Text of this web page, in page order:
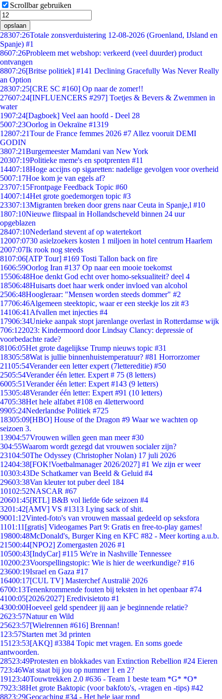
Scrollbar gebruiken
opslaan
28307:26Totale zonsverduistering 12-08-2026 (Groenland, IJsland en
Spanje) #1
8607:26Probleem met webshop: verkeerd (veel duurder) product
ontvangen
8807:26[Britse politiek] #141 Declining Gracefully Was Never Really
an Option
28307:25[CRE SC #160] Op naar de zomer!!
27607:24[INFLUENCERS #297] Toetjes & Bevers & Zwemmen in
water
1907:24[Dagboek] Veel aan hoofd - Deel 28
5007:23Oorlog in Oekraïne #1319
12807:21Tour de France femmes 2026 #7 Allez vooruit DEMI
GODIN
3807:21Burgemeester Mamdani van New York
20307:19Politieke meme's en spotprenten #11
14407:18Hoge accijns op sigaretten: nadelige gevolgen voor overheid
5007:17Hoe kom je van egels af?
23707:15Frontpage Feedback Topic #60
14007:14Het grote goedemorgen topic #3
23307:13Migranten breken door grens naar Ceuta in Spanje,l #10
1807:10Nieuwe flitspaal in Hollandscheveld binnen 24 uur
opgeblazen
28407:10Nederland stevent af op watertekort
12007:0730 asielzoekers kosten 1 miljoen in hotel centrum Haarlem
2007:07Ik rook nog steeds
8107:06[ATP Tour] #169 Tosti Tallon back on fire
1606:59Oorlog Iran #137 Op naar een mooie toekomst
15506:48Hoe denkt God echt over homo-seksualiteit? deel 4
18506:48Huisarts doet haar werk onder invloed van alcohol
2506:48Hoogleraar: "Mensen worden steeds dommer" #2
17706:46Algemeen steektopic, waar er een steekje los zit #3
14106:41 Afvallen met injecties #4
17906:34Unieke aanpak stopt jarenlange overlast in Rotterdamse wijk
706:122023: Kindermoord door Lindsay Clancy: depressie of
voorbedachte rade?
8106:05Het grote dagelijkse Trump nieuws topic #31
18305:58Wat is jullie binnenhuistemperatuur? #81 Horrorzomer
21105:54Verander een letter expert (7lettereditie) #50
2505:54Verander één letter. Expert # 75 (8 letters)
6005:51Verander één letter: Expert #143 (9 letters)
15305:48Verander één letter: Expert #91 (10 letters)
4705:38Het hele alfabet #108 en 4letterwoord
9905:24Nederlandse Politiek #725
18305:09[HBO] House of the Dragon #9 Waar we wachten op
seizoen 3.
13904:57Vrouwen willen geen man meer #30
304:55Waarom wordt gezegd dat vrouwen socialer zijn?
23104:50The Odyssey (Christopher Nolan) 17 juli 2026
12404:38[FOK!Voetbalmanager 2026/2027] #1 We zijn er weer
10303:43De Schatkamer van Beeld & Geluid #4
29603:38Van kleuter tot puber deel 184
10102:52NASCAR #67
20601:45[RTL] B&B vol liefde 6de seizoen #4
3201:42[AMV] VS #1313 Lying sack of shit.
9001:12Vinted-foto's van vrouwen massaal gedeeld op seksfora
1101:11 [gratis] Videogames Part 9: Gratis en free-to-play games!
19800:48McDonald's, Burger King en KFC #82 - Meer korting a.u.b.
21500:44[NPO2] Zomergasten 2026 #1
10500:43[IndyCar] #115 We're in Nashville Tennessee
10200:23Voorspellingstopic: Wie is hier de weerkundige? #16
23600:19Israel en Gaza #17
16400:17[CUL TV] Masterchef Australië 2026
6700:13Tenenkrommende fouten bij teksten in het openbaar #74
4100:05[2026/2027] Eredivisietoto #1
4300:00Hoeveel geld spendeer jij aan je beginnende relatie?
2623:57Natuur en Wild
25623:57[Wielrennen #616] Brennan!
1 23:57Starten met 3d printen
151 23:53[AKQ] #3384 Topic met vragen. En soms goede
antwoorden.
28523:49Protesten en blokkades van Extinction Rebellion #24 Eieren
723:46Wat staat bij jou op nummer 1 en 2?
191 23:40Touwtrekken 2.0 #636 - Team 1 beste team *G* *O*
7923:38Het grote Baktopic (voor bakfoto's, -vragen en -tips) #42
8823:29Geocaching #34 - Het hele jaar rond